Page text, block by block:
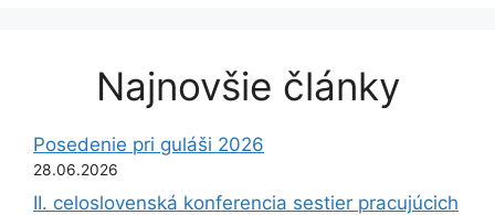
Najnovšie články
Posedenie pri guláši 2026
28.06.2026
II. celoslovenská konferencia sestier pracujúcich